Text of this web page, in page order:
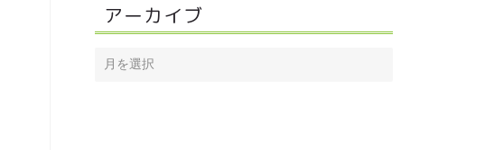
アーカイブ